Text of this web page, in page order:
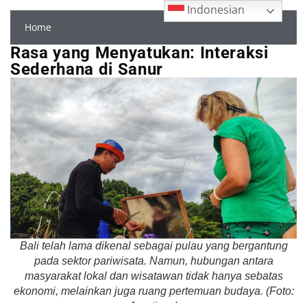
Home
Rasa yang Menyatukan: Interaksi
Sederhana di Sanur
Bali telah lama dikenal sebagai pulau yang bergantung
pada sektor pariwisata. Namun, hubungan antara
masyarakat lokal dan wisatawan tidak hanya sebatas
ekonomi, melainkan juga ruang pertemuan budaya. (Foto:
Indonesian